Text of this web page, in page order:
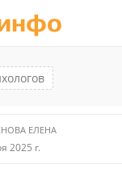
ЕЛЕНА
2025 г.